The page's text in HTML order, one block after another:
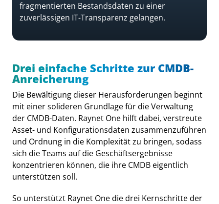
fragmentierten Bestandsdaten zu einer
zuverlässigen IT-Transparenz gelangen.
Drei einfache Schritte zur CMDB-
Anreicherung
Die Bewältigung dieser Herausforderungen beginnt
mit einer solideren Grundlage für die Verwaltung
der CMDB-Daten. Raynet One hilft dabei, verstreute
Asset- und Konfigurationsdaten zusammenzuführen
und Ordnung in die Komplexität zu bringen, sodass
sich die Teams auf die Geschäftsergebnisse
konzentrieren können, die ihre CMDB eigentlich
unterstützen soll.
So unterstützt Raynet One die drei Kernschritte der